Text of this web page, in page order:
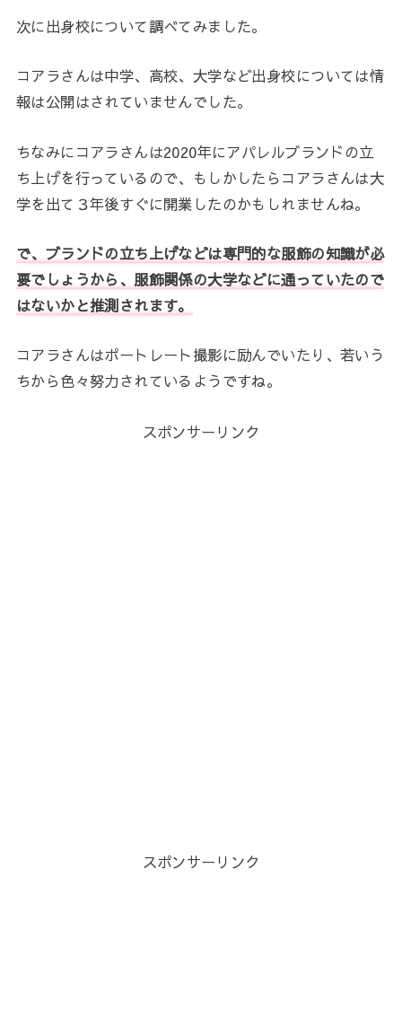
次に出身校について調べてみました。
コアラさんは中学、高校、大学など出身校については情
報は公開はされていませんでした。
ちなみにコアラさんは2020年にアパレルブランドの立
ち上げを行っているので、もしかしたらコアラさんは大
学を出て３年後すぐに開業したのかもしれませんね。
で、ブランドの立ち上げなどは専門的な服飾の知識が必
要でしょうから、服飾関係の大学などに通っていたので
はないかと推測されます。
コアラさんはポートレート撮影に励んでいたり、若いう
ちから色々努力されているようですね。
スポンサーリンク
スポンサーリンク